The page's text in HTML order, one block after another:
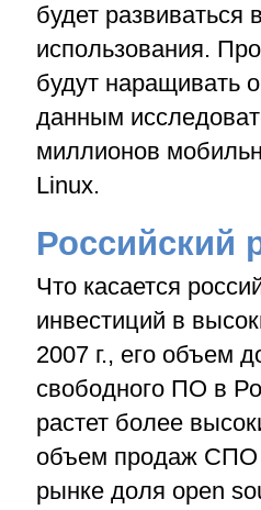
будет
использования.
будут наращивать
данным
миллионов
Linux.
Российский
Что касается
инвестиций в
2007 г., его объем
свободного ПО в
растет более
объем продаж СПО
рынке доля open